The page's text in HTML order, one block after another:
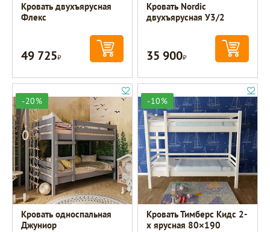
Кровать двухъярусная
Флекс
49 725Р
Кровать Nordic
двухъярусная У3/2
35 900Р
-20%
Кровать односпальная
Джуниор
-10%
Кровать Тимберс Кидс 2-
х ярусная 80×190